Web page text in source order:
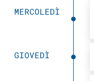
MERCOLEDÌ
GIOVEDÌ